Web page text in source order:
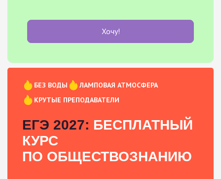
Хочу!
БЕЗ ВОДЫ
ЛАМПОВАЯ АТМОСФЕРА
КРУТЫЕ ПРЕПОДАВАТЕЛИ
ЕГЭ 2027: БЕСПЛАТНЫЙ
КУРС
ПО ОБЩЕСТВОЗНАНИЮ